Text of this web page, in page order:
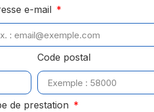
e-mail
Code postal
de prestation